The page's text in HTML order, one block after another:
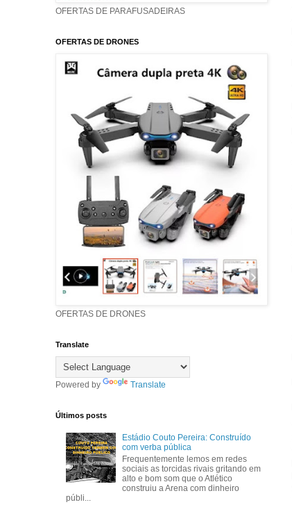
OFERTAS DE PARAFUSADEIRAS
OFERTAS DE DRONES
OFERTAS DE DRONES
Translate
Powered by Translate
Últimos posts
Estádio Couto Pereira: Construído
com verba pública
Frequentemente lemos em redes
sociais as torcidas rivais gritando em
alto e bom som que o Atlético
construiu a Arena com dinheiro
públi...